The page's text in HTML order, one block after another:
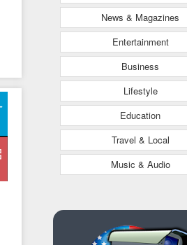
News & Magazines
Entertainment
Business
Lifestyle
Education
Travel & Local
Music & Audio